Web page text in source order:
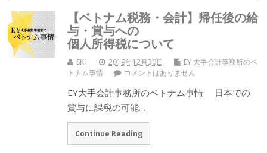
【ベトナム税務・会計】帰任後の給
与・賞与への
個人所得税について
SK1 2019年12月30日
EY 大手会計事務所のベ
トナム事情
コメントはありません
EY大手会計事務所のベトナム事情 日本での
賞与に課税の可能…
Continue Reading